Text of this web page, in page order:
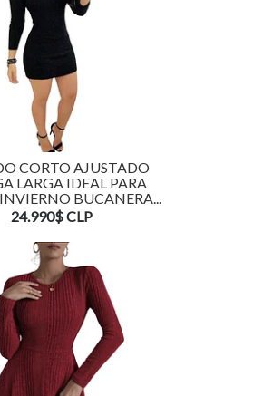
CORTO AJUSTADO
LARGA IDEAL PARA
BUCANERA...
24.990$ CLP